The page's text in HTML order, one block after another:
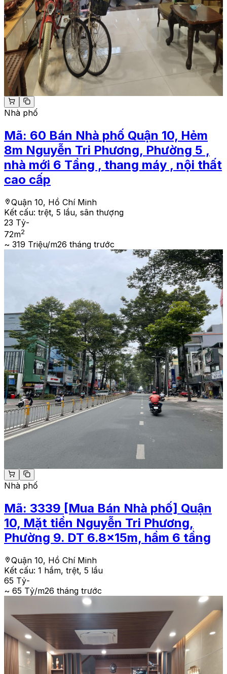
Nhà phố
Mã: 60 Bán Nhà phố Quận 10, Hẻm
8m Nguyễn Tri Phương, Phường 5 ,
nhà mới 6 Tầng , thang máy , nội thất
cao cấp
Quận 10, Hồ Chí Minh
Kết cấu: trệt, 5 lầu, sân thượng
23 Tỷ-
72m2
~ 319 Triệu/m26 tháng trước
Nhà phố
Mã: 3339 [Mua Bán Nhà phố] Quận
10, Mặt tiền Nguyễn Tri Phương,
Phường 9. DT 6.8x15m, hầm 6 tầng
Quận 10, Hồ Chí Minh
Kết cấu: 1 hầm, trệt, 5 lầu
65 Tỷ-
~ 65 Tỷ/m26 tháng trước